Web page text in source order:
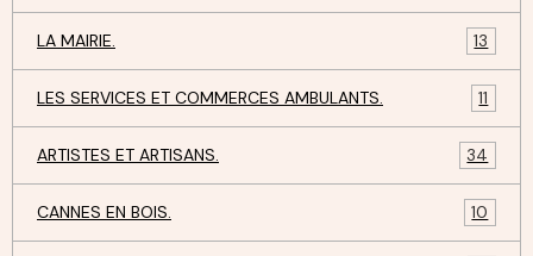
LA MAIRIE. 13
LES SERVICES ET COMMERCES AMBULANTS. 11
ARTISTES ET ARTISANS. 34
CANNES EN BOIS. 10